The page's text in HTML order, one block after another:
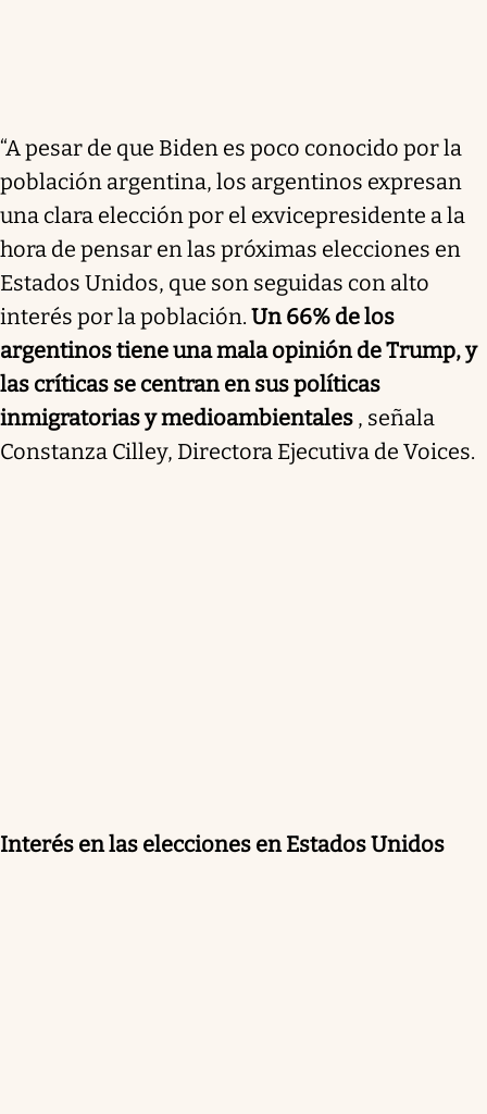
“A pesar de que Biden es poco conocido por la
población argentina, los argentinos expresan
una clara elección por el exvicepresidente a la
hora de pensar en las próximas elecciones en
Estados Unidos, que son seguidas con alto
interés por la población. Un 66% de los
argentinos tiene una mala opinión de Trump, y
las críticas se centran en sus políticas
inmigratorias y medioambientales , señala
Constanza Cilley, Directora Ejecutiva de Voices.
Interés en las elecciones en Estados Unidos